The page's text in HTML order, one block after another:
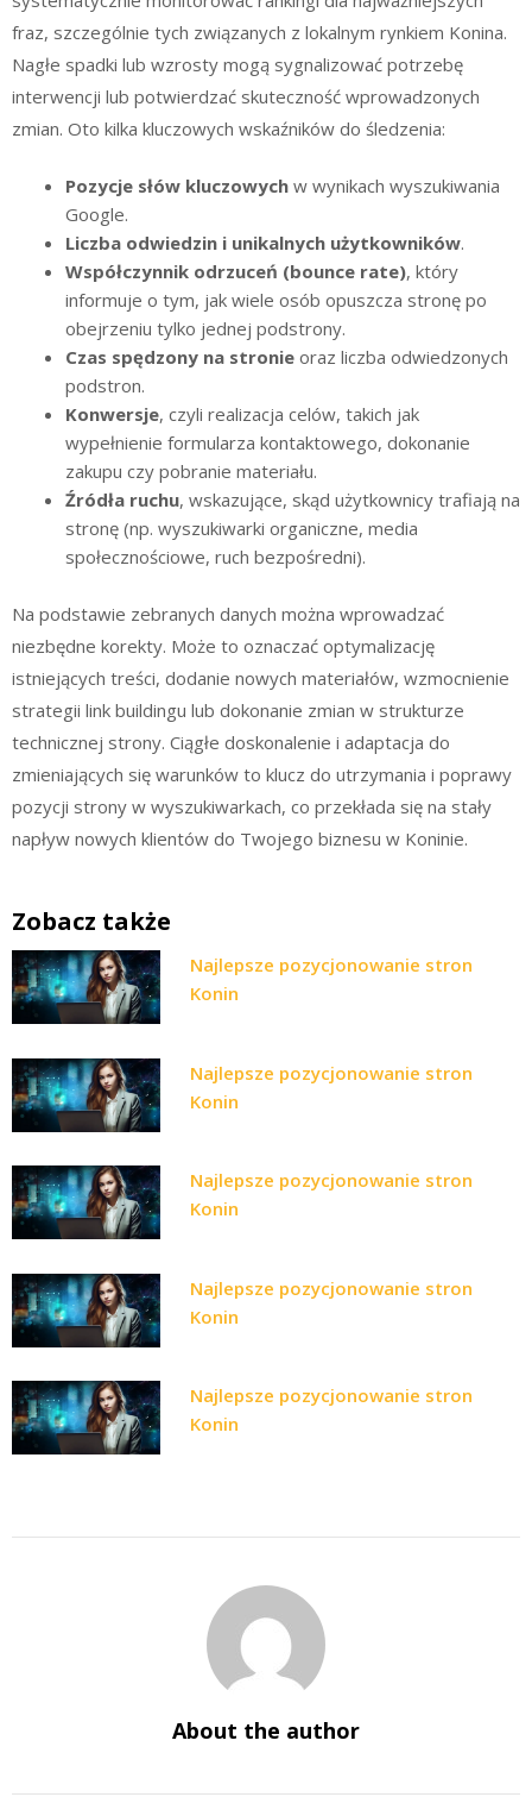
fraz, szczególnie tych związanych z lokalnym rynkiem Konina.
Nagłe spadki lub wzrosty mogą sygnalizować potrzebę
interwencji lub potwierdzać skuteczność wprowadzonych
zmian. Oto kilka kluczowych wskaźników do śledzenia:
Pozycje słów kluczowych w wynikach wyszukiwania
Google.
Liczba odwiedzin i unikalnych użytkowników.
Współczynnik odrzuceń (bounce rate), który
informuje o tym, jak wiele osób opuszcza stronę po
obejrzeniu tylko jednej podstrony.
Czas spędzony na stronie oraz liczba odwiedzonych
podstron.
Konwersje, czyli realizacja celów, takich jak
wypełnienie formularza kontaktowego, dokonanie
zakupu czy pobranie materiału.
Źródła ruchu, wskazujące, skąd użytkownicy trafiają na
stronę (np. wyszukiwarki organiczne, media
społecznościowe, ruch bezpośredni).
Na podstawie zebranych danych można wprowadzać
niezbędne korekty. Może to oznaczać optymalizację
istniejących treści, dodanie nowych materiałów, wzmocnienie
strategii link buildingu lub dokonanie zmian w strukturze
technicznej strony. Ciągłe doskonalenie i adaptacja do
zmieniających się warunków to klucz do utrzymania i poprawy
pozycji strony w wyszukiwarkach, co przekłada się na stały
napływ nowych klientów do Twojego biznesu w Koninie.
Zobacz także
Najlepsze pozycjonowanie stron
Konin
Najlepsze pozycjonowanie stron
Konin
Najlepsze pozycjonowanie stron
Konin
Najlepsze pozycjonowanie stron
Konin
Najlepsze pozycjonowanie stron
Konin
About the author